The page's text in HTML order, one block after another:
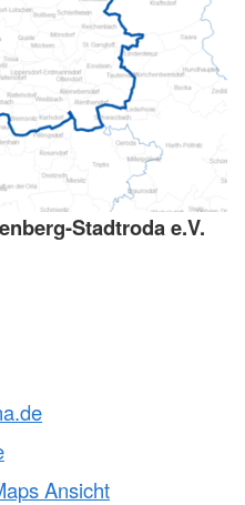
Stadtroda e.V.
Ansicht